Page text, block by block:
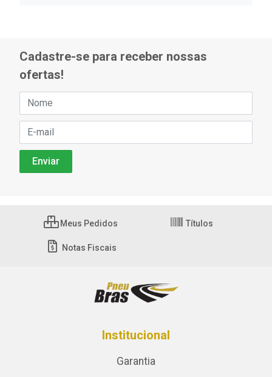
Cadastre-se para receber nossas
ofertas!
Meus Pedidos Títulos
Notas Fiscais
Institucional
Garantia